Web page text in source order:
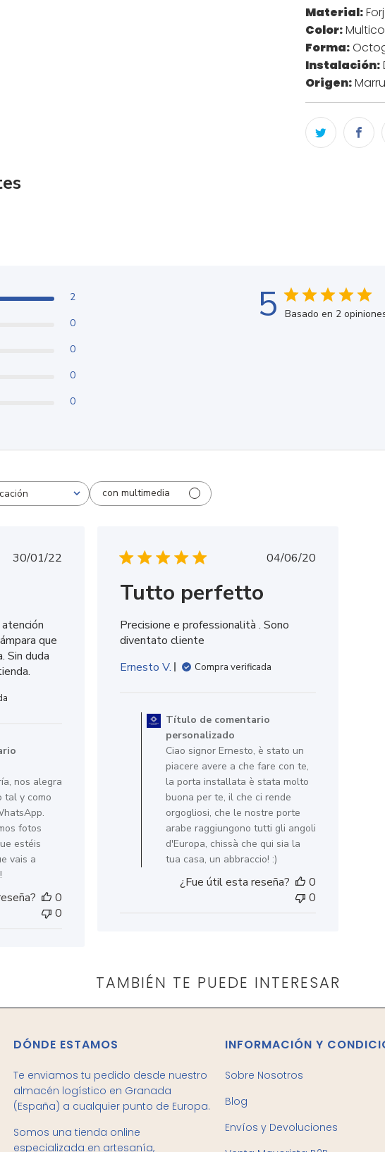
Material:
Color:
Forma:
Instalación:
Origen:
5 Basado en 2
2
0
0
0
0
con multimedia
Fecha
30/01/22
que
Sin duda
nos alegra
tal y como
fotos
estéis
vais a
0
0
Fecha
04/06/20
Tutto perfetto
Precisione e professionalità . Sono
diventato cliente
Ernesto V.
Compra verificada
del
propietario
de
la
tienda
en
la
reseña
de
Título
comentario
2020
Título de comentario
personalizado
Ciao signor Ernesto, è stato un
piacere avere a che fare con te,
la porta installata è stata molto
buona per te, il che ci rende
orgogliosi, che le nostre porte
arabe raggiungono tutti gli angoli
d'Europa, chissà che qui sia la
tua casa, un abbraccio! :)
¿Fue útil esta reseña?
0
0
TAMBIÉN TE PUEDE INTERESAR
DÓNDE ESTAMOS
Te enviamos tu pedido desde nuestro
almacén logístico en Granada
(España) a cualquier punto de Europa.
Somos una tienda online
especializada en artesanía,
INFORMACIÓN Y
Sobre Nosotros
Blog
Envíos y Devoluciones